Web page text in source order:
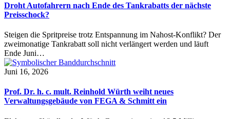
Droht Autofahrern nach Ende des Tankrabatts der nächste
Preisschock?
Steigen die Spritpreise trotz Entspannung im Nahost-Konflikt? Der
zweimonatige Tankrabatt soll nicht verlängert werden und läuft
Ende Juni…
Juni 16, 2026
Prof. Dr. h. c. mult. Reinhold Würth weiht neues
Verwaltungsgebäude von FEGA & Schmitt ein